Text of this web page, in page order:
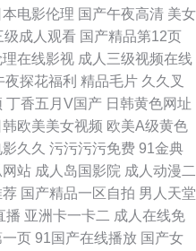
本电影伦理 国产午夜高清 美女
级成人观看 国产精品第12页
理在线影视 成人三级视频在线
夜探花福利 精品毛片 久久叉
丁香五月V国产 日韩黄色网址
韩欧美美女视频 欧美A级黄色
久久 污污污污免费 91金典
网站 成人岛国影院 成人动漫二
荐 国产精品一区自拍 男人天堂
播 亚洲卡一卡二 成人在线免
一页 91国产在线播放 国产女